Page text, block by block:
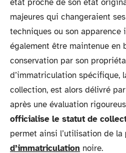
majeures qui changeraient
techniques ou son apparence
également être maintenue en
conservation par son
d’immatriculation spécifique,
collection, est alors délivré
après une évaluation
officialise le statut de
permet ainsi l’utilisation de la
d’immatriculation noire.